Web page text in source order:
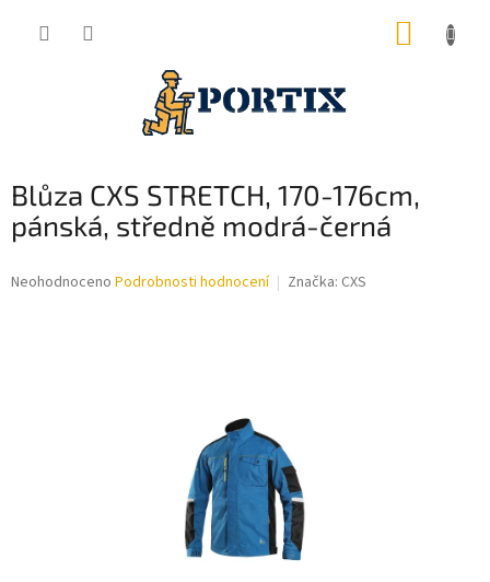
Blůza CXS STRETCH, 170-176cm,
pánská, středně modrá-černá
Průměrné
Neohodnoceno Podrobnosti hodnocení Značka: CXS